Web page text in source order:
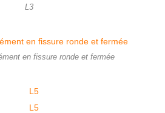
L3
en fissure ronde et fermée